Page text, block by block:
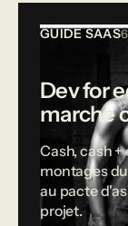
GUIDE SAAS
Dev for
marche
Cash, cash
montages
au pacte
projet.